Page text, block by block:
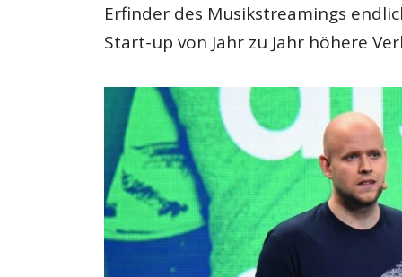
Erfinder des Musikstreamings
Start-up von Jahr zu Jahr höhere